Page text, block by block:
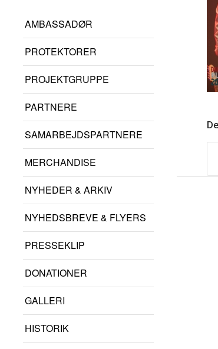
AMBASSADØR
PROTEKTORER
PROJEKTGRUPPE
PARTNERE
SAMARBEJDSPARTNERE
MERCHANDISE
NYHEDER & ARKIV
NYHEDSBREVE & FLYERS
PRESSEKLIP
DONATIONER
GALLERI
HISTORIK